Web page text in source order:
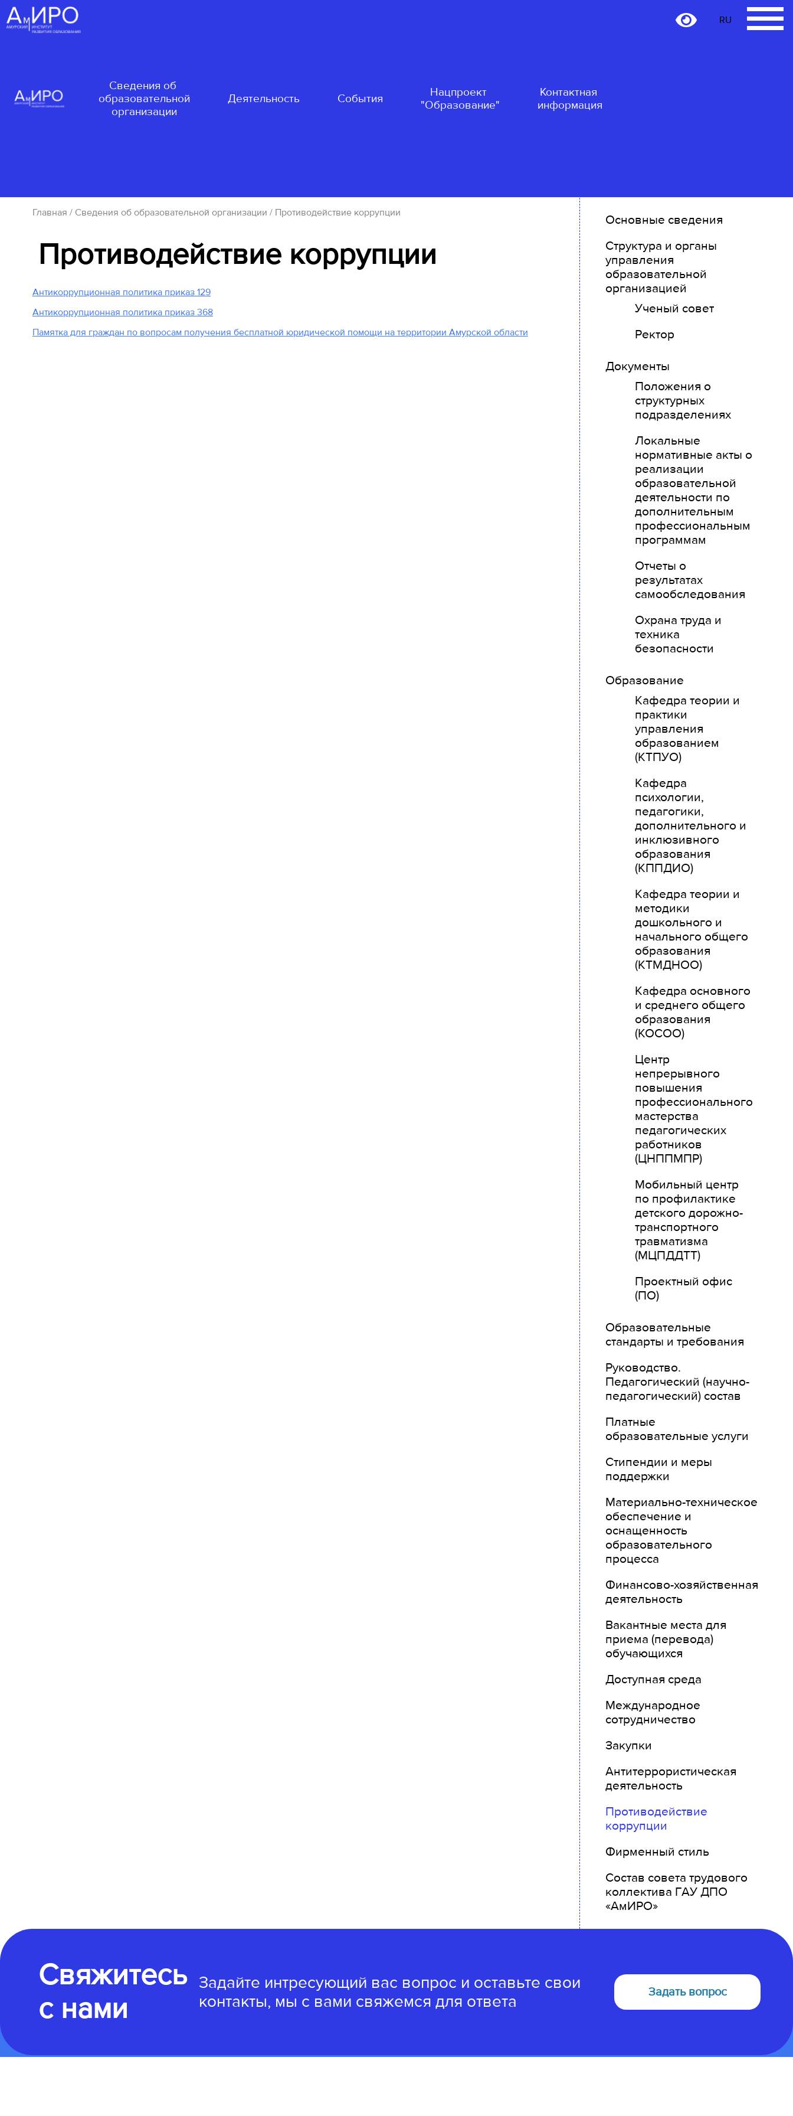
Сведения об
образовательной
организации
Деятельность События
Нацпроект
"Образование"
Контактная
информация
RU
Главная / Сведения об образовательной организации / Противодействие коррупции
Противодействие коррупции
Антикоррупционная политика приказ 129
Антикоррупционная политика приказ 368
Памятка для граждан по вопросам получения бесплатной юридической помощи на территории Амурской области
Основные сведения
Структура и органы
управления
образовательной
организацией
Ученый совет
Ректор
Документы
Положения о
структурных
подразделениях
Локальные
нормативные акты о
реализации
образовательной
деятельности по
дополнительным
профессиональным
программам
Отчеты о
результатах
самообследования
Охрана труда и
техника
безопасности
Образование
Кафедра теории и
практики
управления
образованием
(КТПУО)
Кафедра
психологии,
педагогики,
дополнительного и
инклюзивного
образования
(КППДИО)
Кафедра теории и
методики
дошкольного и
начального общего
образования
(КТМДНОО)
Кафедра основного
и среднего общего
образования
(КОСОО)
Центр
непрерывного
повышения
профессионального
мастерства
педагогических
работников
(ЦНППМПР)
Мобильный центр
по профилактике
детского дорожно-
транспортного
травматизма
(МЦПДДТТ)
Проектный офис
(ПО)
Образовательные
стандарты и требования
Руководство.
Педагогический (научно-
педагогический) состав
Платные
образовательные услуги
Стипендии и меры
поддержки
Материально-техническое
обеспечение и
оснащенность
образовательного
процесса
Финансово-хозяйственная
деятельность
Вакантные места для
приема (перевода)
обучающихся
Доступная среда
Международное
сотрудничество
Закупки
Антитеррористическая
деятельность
Противодействие
коррупции
Фирменный стиль
Состав совета трудового
коллектива ГАУ ДПО
«АмИРО»
Свяжитесь
с нами
Задайте интресующий вас вопрос и оставьте свои
контакты, мы с вами свяжемся для ответа
Задать вопрос